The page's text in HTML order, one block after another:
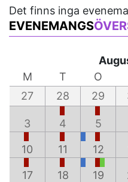
Det finns inga
EVENEMANGS
M
T O
27
28 29
3 4 5
10 11 12
17 18 19